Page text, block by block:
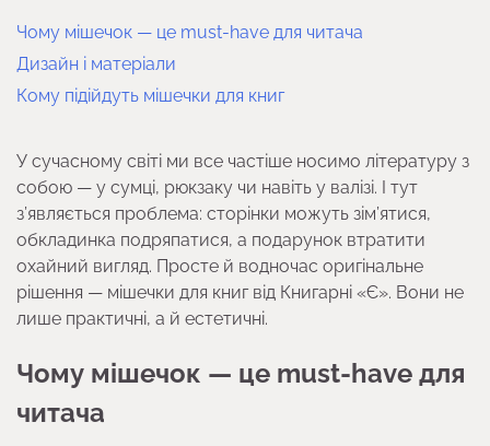
Чому мішечок — це must-have для читача
Дизайн і матеріали
Кому підійдуть мішечки для книг
У сучасному світі ми все частіше носимо літературу з
собою — у сумці, рюкзаку чи навіть у валізі. І тут
з’являється проблема: сторінки можуть зім’ятися,
обкладинка подряпатися, а подарунок втратити
охайний вигляд. Просте й водночас оригінальне
рішення — мішечки для книг від Книгарні «Є». Вони не
лише практичні, а й естетичні.
Чому мішечок — це must-have для
читача